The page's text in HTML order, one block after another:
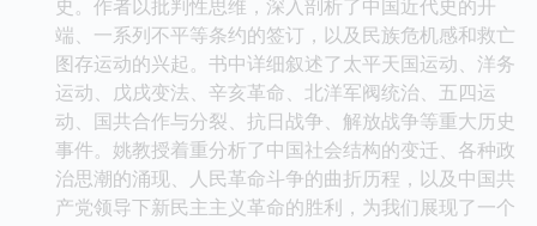
史。作者以批判性思维，深入剖析了中国近代史的开
端、一系列不平等条约的签订，以及民族危机感和救亡
图存运动的兴起。书中详细叙述了太平天国运动、洋务
运动、戊戌变法、辛亥革命、北洋军阀统治、五四运
动、国共合作与分裂、抗日战争、解放战争等重大历史
事件。姚教授着重分析了中国社会结构的变迁、各种政
治思潮的涌现、人民革命斗争的曲折历程，以及中国共
产党领导下新民主主义革命的胜利，为我们展现了一个